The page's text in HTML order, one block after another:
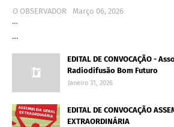
O OBSERVADOR
Março 06, 2026
…
…
EDITAL DE CONVOCAÇÃO -
Radiodifusão Bom Futuro
Janeiro 31, 2026
EDITAL DE CONVOCAÇÃO
EXTRAORDINÁRIA